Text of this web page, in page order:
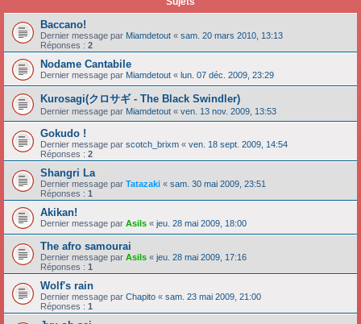
Baccano!
Dernier message par Miamdetout « sam. 20 mars 2010, 13:13
Réponses : 2
Nodame Cantabile
Dernier message par Miamdetout « lun. 07 déc. 2009, 23:29
Kurosagi(クロサギ - The Black Swindler)
Dernier message par Miamdetout « ven. 13 nov. 2009, 13:53
Gokudo !
Dernier message par scotch_brixm « ven. 18 sept. 2009, 14:54
Réponses : 2
Shangri La
Dernier message par Tatazaki « sam. 30 mai 2009, 23:51
Réponses : 1
Akikan!
Dernier message par Asils « jeu. 28 mai 2009, 18:00
The afro samourai
Dernier message par Asils « jeu. 28 mai 2009, 17:16
Réponses : 1
Wolf's rain
Dernier message par Chapito « sam. 23 mai 2009, 21:00
Réponses : 1